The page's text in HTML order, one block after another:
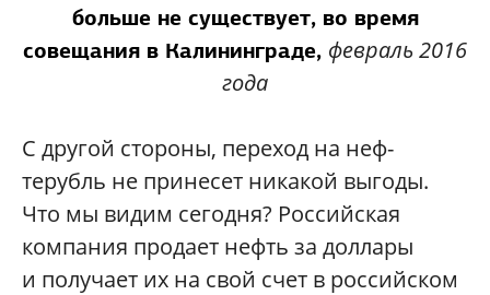
больше не существует, во время
совещания в Калининграде, февраль 2016
года
С другой стороны, переход на неф-
терубль не принесет никакой выгоды.
Что мы видим сегодня? Российская
компания продает нефть за доллары
и получает их на свой счет в российском